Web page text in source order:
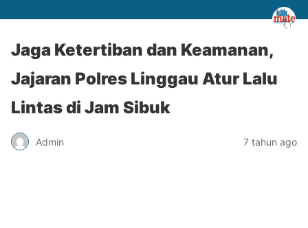
Jaga Ketertiban dan Keamanan,
Jajaran Polres Linggau Atur Lalu
Lintas di Jam Sibuk
Admin 7 tahun ago